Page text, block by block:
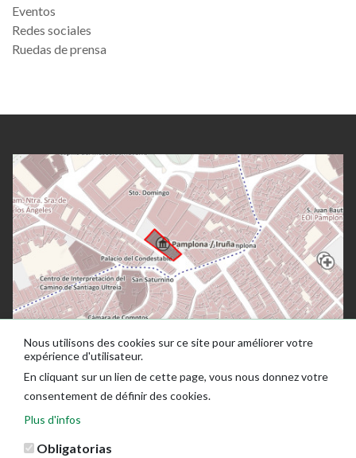
Eventos
Redes sociales
Ruedas de prensa
Nous utilisons des cookies sur ce site pour améliorer votre
expérience d'utilisateur.
En cliquant sur un lien de cette page, vous nous donnez votre
consentement de définir des cookies.
Plus d'infos
Obligatorias